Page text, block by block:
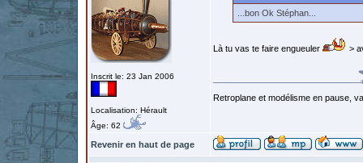
Inscrit le: 23 Jan 2006
Localisation: Hérault
Âge: 62
...bon Ok Stéphan...
Là tu vas te faire engueuler >
Retroplane et modélisme en pause,
Revenir en haut de page